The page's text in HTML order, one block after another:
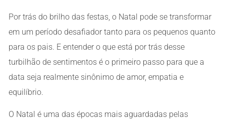
Por trás do brilho das festas, o Natal pode se transformar
em um período desafiador tanto para os pequenos quanto
para os pais. E entender o que está por trás desse
turbilhão de sentimentos é o primeiro passo para que a
data seja realmente sinônimo de amor, empatia e
equilíbrio.
O Natal é uma das épocas mais aguardadas pelas